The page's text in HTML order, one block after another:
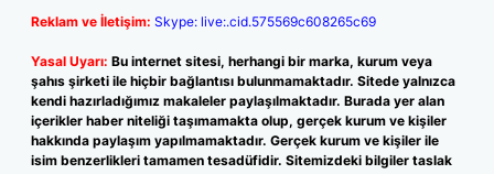
Reklam ve İletişim: Skype: live:.cid.575569c608265c69
Yasal Uyarı: Bu internet sitesi, herhangi bir marka, kurum veya
şahıs şirketi ile hiçbir bağlantısı bulunmamaktadır. Sitede yalnızca
kendi hazırladığımız makaleler paylaşılmaktadır. Burada yer alan
içerikler haber niteliği taşımamakta olup, gerçek kurum ve kişiler
hakkında paylaşım yapılmamaktadır. Gerçek kurum ve kişiler ile
isim benzerlikleri tamamen tesadüfidir. Sitemizdeki bilgiler taslak